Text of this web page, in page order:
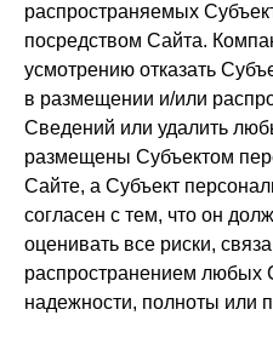
распространяемых
посредством Сайта.
усмотрению отказать
в размещении и/или
Сведений или удалить
размещены Субъектом
Сайте, а Субъект
согласен с тем, что он
оценивать все риски,
распространением любых
надежности, полноты или